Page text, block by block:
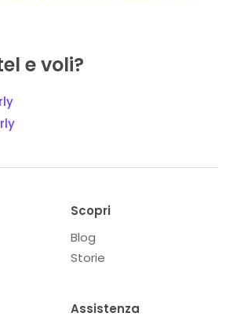
e voli?
Scopri
Blog
Storie
Assistenza